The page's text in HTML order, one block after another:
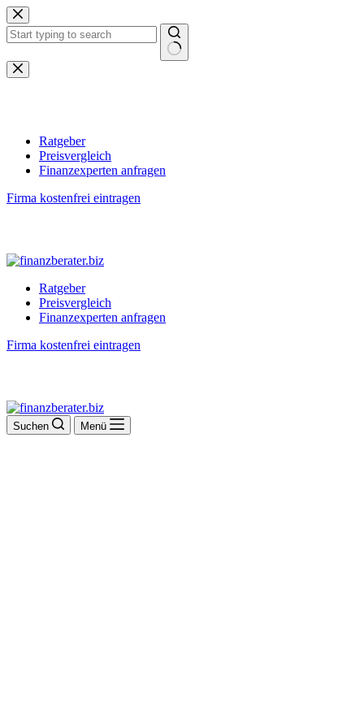
Zum
Inhalt
springen
Keine
Ergebnisse
Ratgeber
Preisvergleich
Finanzexperten anfragen
Firma kostenfrei eintragen
Ratgeber
Preisvergleich
Finanzexperten anfragen
Firma kostenfrei eintragen
Suchen Menü